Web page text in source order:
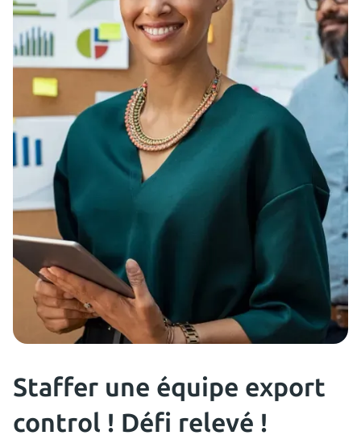
Staffer une équipe export
control ! Défi relevé !